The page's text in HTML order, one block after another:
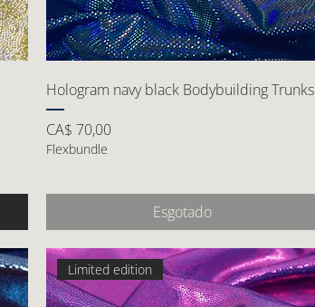
Hologram navy black Bodybuilding Trunks
Preço
CA$ 70,00
Flexbundle
Esgotado
Limited edition